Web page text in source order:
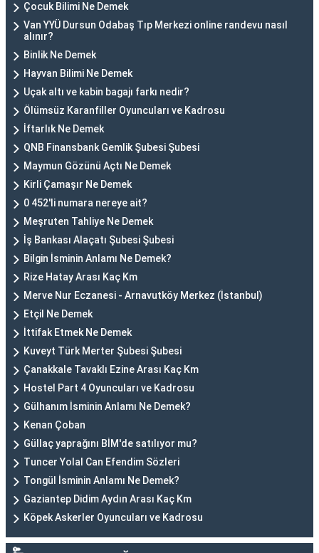
Çocuk Bilimi Ne Demek
Van YYÜ Dursun Odabaş Tıp Merkezi online randevu nasıl
alınır?
Binlik Ne Demek
Hayvan Bilimi Ne Demek
Uçak altı ve kabin bagajı farkı nedir?
Ölümsüz Karanfiller Oyuncuları ve Kadrosu
İftarlık Ne Demek
QNB Finansbank Gemlik Şubesi Şubesi
Maymun Gözünü Açtı Ne Demek
Kirli Çamaşır Ne Demek
0 452'li numara nereye ait?
Meşruten Tahliye Ne Demek
İş Bankası Alaçatı Şubesi Şubesi
Bilgin İsminin Anlamı Ne Demek?
Rize Hatay Arası Kaç Km
Merve Nur Eczanesi - Arnavutköy Merkez (İstanbul)
Etçil Ne Demek
İttifak Etmek Ne Demek
Kuveyt Türk Merter Şubesi Şubesi
Çanakkale Tavaklı Ezine Arası Kaç Km
Hostel Part 4 Oyuncuları ve Kadrosu
Gülhanım İsminin Anlamı Ne Demek?
Kenan Çoban
Güllaç yaprağını BİM'de satılıyor mu?
Tuncer Yolal Can Efendim Sözleri
Tongül İsminin Anlamı Ne Demek?
Gaziantep Didim Aydın Arası Kaç Km
Köpek Askerler Oyuncuları ve Kadrosu